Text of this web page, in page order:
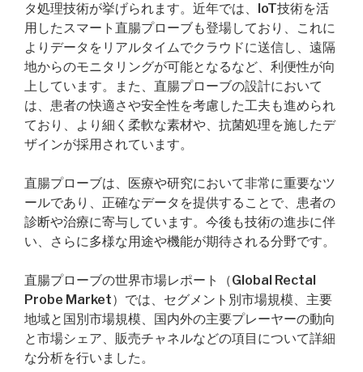
タ処理技術が挙げられます。近年では、IoT技術を活
用したスマート直腸プローブも登場しており、これに
よりデータをリアルタイムでクラウドに送信し、遠隔
地からのモニタリングが可能となるなど、利便性が向
上しています。また、直腸プローブの設計において
は、患者の快適さや安全性を考慮した工夫も進められ
ており、より細く柔軟な素材や、抗菌処理を施したデ
ザインが採用されています。
直腸プローブは、医療や研究において非常に重要なツ
ールであり、正確なデータを提供することで、患者の
診断や治療に寄与しています。今後も技術の進歩に伴
い、さらに多様な用途や機能が期待される分野です。
直腸プローブの世界市場レポート（Global Rectal
Probe Market）では、セグメント別市場規模、主要
地域と国別市場規模、国内外の主要プレーヤーの動向
と市場シェア、販売チャネルなどの項目について詳細
な分析を行いました。